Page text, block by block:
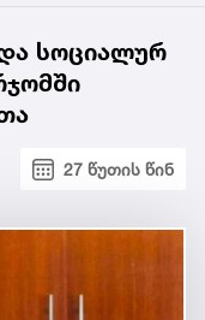
სოციალურ
27 წუთის წინ